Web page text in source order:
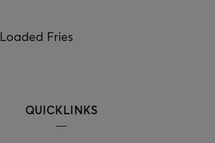
Loaded Fries
QUICKLINKS